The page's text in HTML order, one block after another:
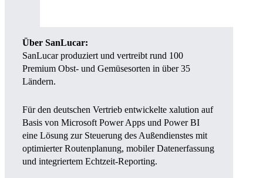
Über SanLucar:
SanLucar produziert und vertreibt rund 100
Premium Obst- und Gemüsesorten in über 35
Ländern.
Für den deutschen Vertrieb entwickelte xalution auf
Basis von Microsoft Power Apps und Power BI
eine Lösung zur Steuerung des Außendienstes mit
optimierter Routenplanung, mobiler Datenerfassung
und integriertem Echtzeit-Reporting.